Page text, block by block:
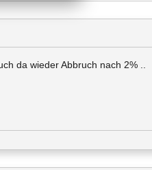
da wieder Abbruch nach 2% ..